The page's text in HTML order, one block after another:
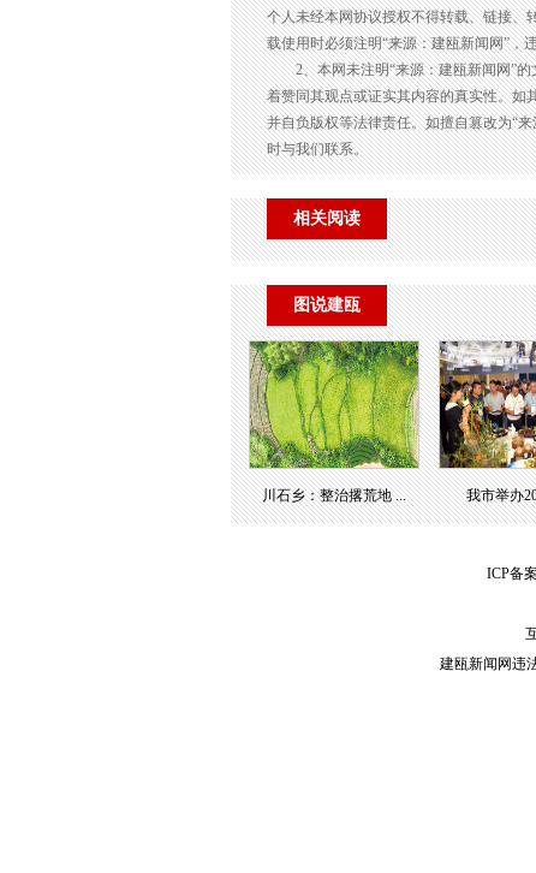
个人未经本网协议授权不得转载、链接、
载使用时必须注明“来源：建瓯新闻网”，
2、本网未注明“来源：建瓯新闻网”
着赞同其观点或证实其内容的真实性。如
并自负版权等法律责任。如擅自篡改为“
时与我们联系。
相关阅读
图说建瓯
川石乡：整治撂荒地 ... 我市举办
ICP备
建瓯新闻网违